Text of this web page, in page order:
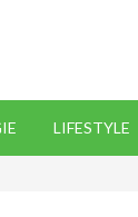
LIFESTYLE